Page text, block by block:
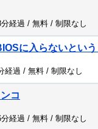
経過 / 無料 / 制限なし
に入らないとい
経過 / 無料 / 制限なし
コ
経過 / 無料 / 制限なし